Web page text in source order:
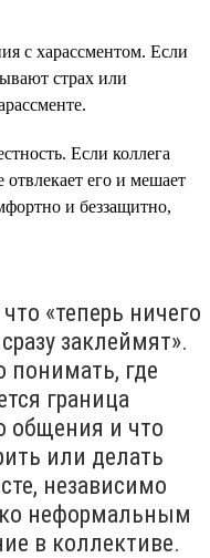
с харассментом. Если
страх или
Если коллега
отвлекает его и мешает
и беззащитно,
«теперь ничего
заклеймят».
понимать, где
граница
общения и что
или делать
независимо
неформальным
в коллективе.